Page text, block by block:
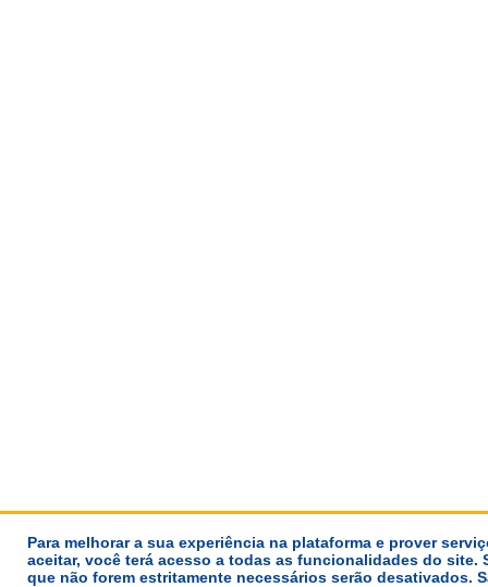
Para melhorar a sua experiência na plataforma e prover
aceitar, você terá acesso a todas as funcionalidades do site.
que não forem estritamente necessários serão desativados.